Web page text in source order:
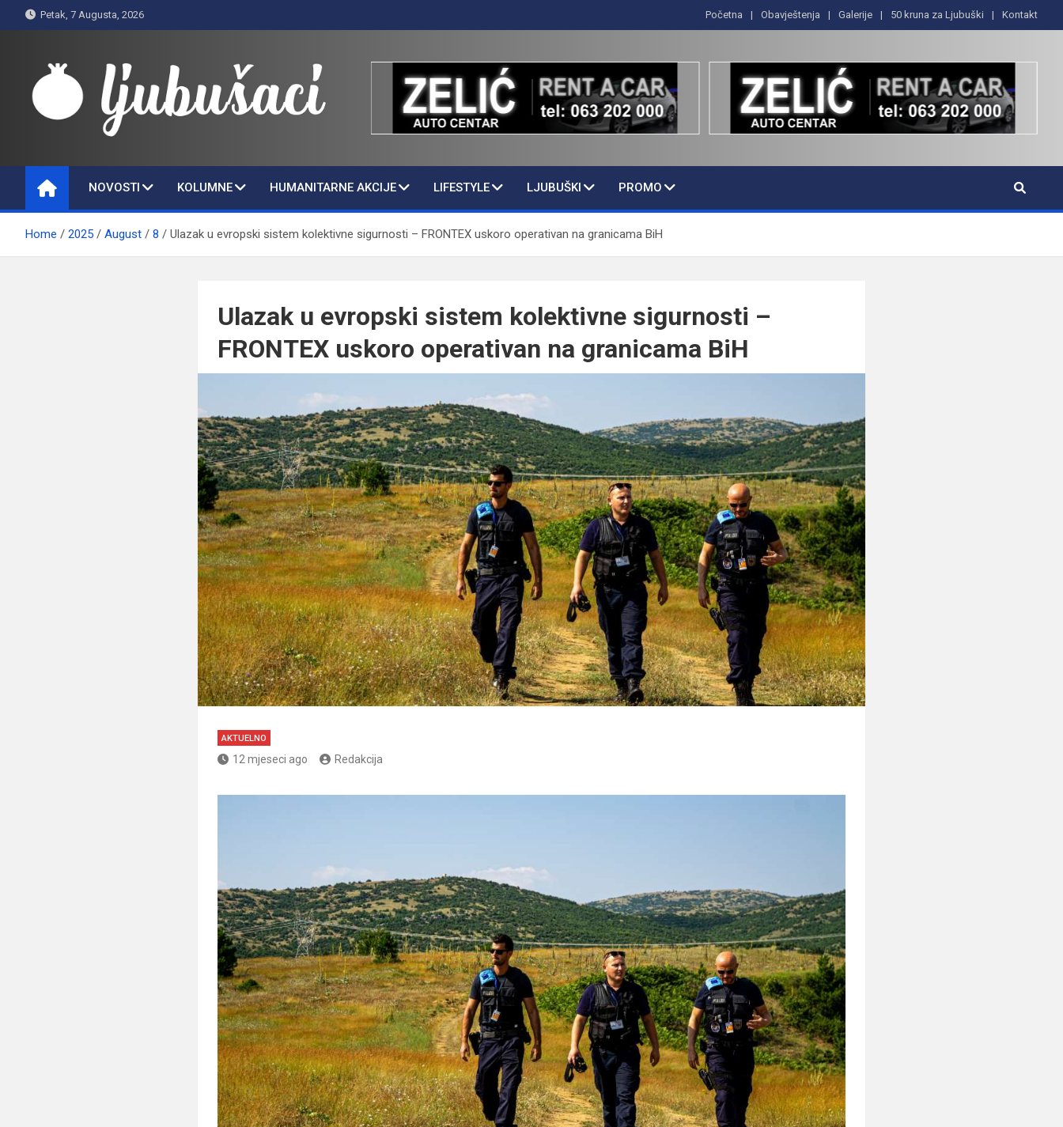
to
Petak, 7 Augusta, 2026 Početna Obavještenja Galerije 50 kruna za Ljubuški Kontakt
Ljubušaci
NOVOSTI KOLUMNE HUMANITARNE AKCIJE LIFESTYLE LJUBUŠKI PROMO
Home 2025 August 8 Ulazak u evropski sistem kolektivne sigurnosti – FRONTEX uskoro operativan na granicama BiH
Ulazak u evropski sistem kolektivne sigurnosti –
FRONTEX uskoro operativan na granicama BiH
AKTUELNO
12 mjeseci ago Redakcija